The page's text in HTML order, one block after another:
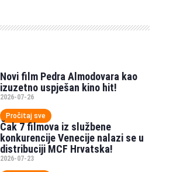
Novi film Pedra Almodovara kao
izuzetno uspješan kino hit!
2026-07-26
Pročitaj sve
Čak 7 filmova iz službene
konkurencije Venecije nalazi se u
distribuciji MCF Hrvatska!
2026-07-23